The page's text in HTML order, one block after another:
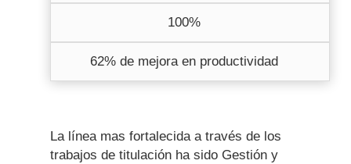
100%
62% de mejora en productividad
La línea mas fortalecida a través de los
trabajos de titulación ha sido Gestión y